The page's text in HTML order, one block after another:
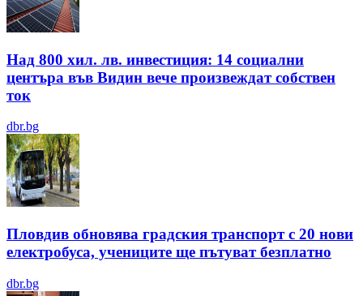
Над 800 хил. лв. инвестиция: 14 социални
центъра във Видин вече произвеждат собствен
ток
dbr.bg
Пловдив обновява градския транспорт с 20 нови
електробуса, учениците ще пътуват безплатно
dbr.bg